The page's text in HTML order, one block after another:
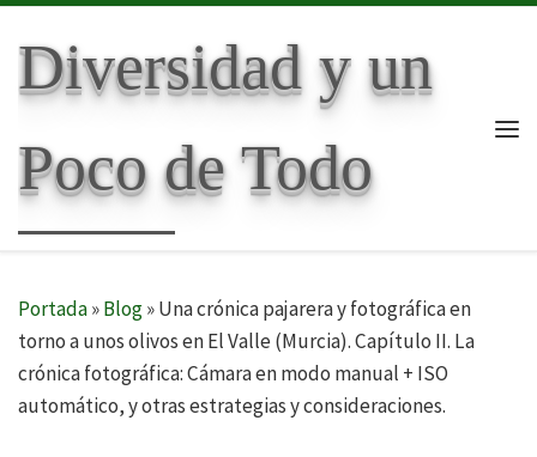
Diversidad y un
Poco de Todo
Portada»Blog»Una crónica pajarera y fotográfica en
torno a unos olivos en El Valle (Murcia). Capítulo II. La
crónica fotográfica: Cámara en modo manual + ISO
automático, y otras estrategias y consideraciones.